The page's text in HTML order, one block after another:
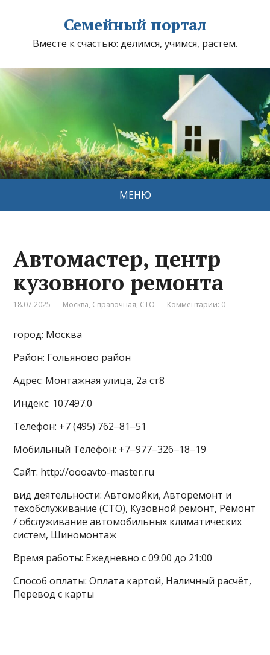
Семейный портал
Вместе к счастью: делимся, учимся, растем.
МЕНЮ
Автомастер, центр
кузовного ремонта
18.07.2025 Москва, Справочная, СТО Комментарии: 0
город: Москва
Район: Гольяново район
Адрес: Монтажная улица, 2а ст8
Индекс: 107497.0
Телефон: +7 (495) 762‒81‒51
Мобильный Телефон: +7‒977‒326‒18‒19
Сайт: http://oooavto-master.ru
вид деятельности: Автомойки, Авторемонт и
техобслуживание (СТО), Кузовной ремонт, Ремонт
/ обслуживание автомобильных климатических
систем, Шиномонтаж
Время работы: Ежедневно с 09:00 до 21:00
Способ оплаты: Оплата картой, Наличный расчёт,
Перевод с карты